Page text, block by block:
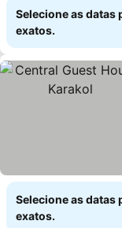
Selecione as datas
exatos.
Selecione as datas
exatos.